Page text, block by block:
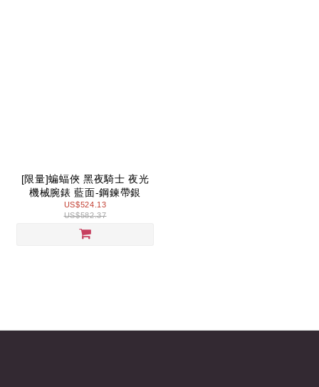
[限量]蝙蝠俠 黑夜騎士 夜光
機械腕錶 藍面-鋼鍊帶銀
US$524.13
US$582.37